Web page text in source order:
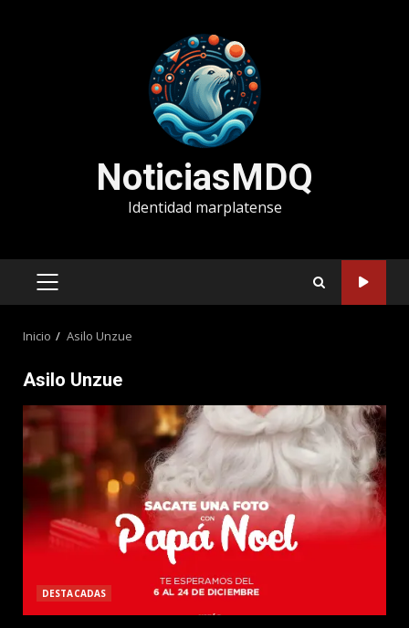
NoticiasMDQ
Identidad marplatense
MENÚ
Inicio Asilo Unzue
Asilo Unzue
DESTACADAS